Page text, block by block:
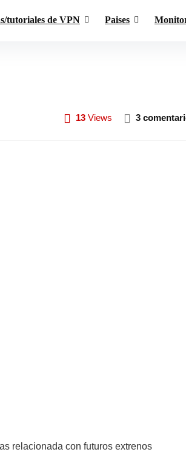
tutoriales de VPN Paises
13 Views 3
relacionada con futuros extrenos